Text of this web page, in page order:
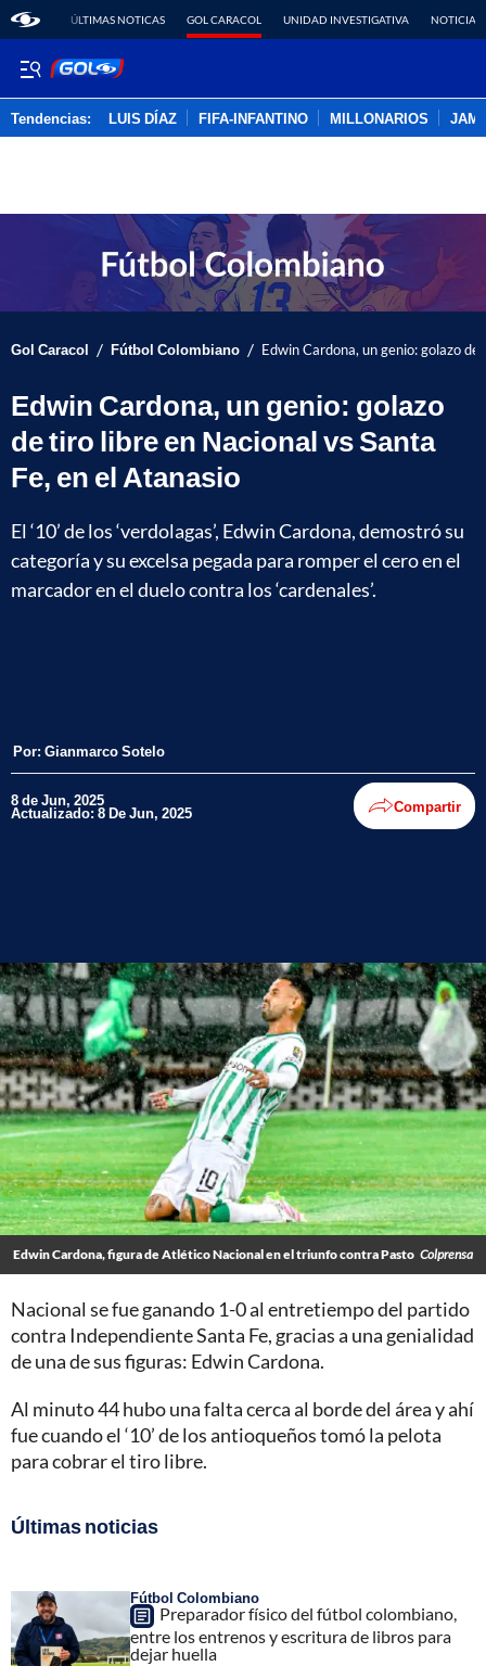
ÚLTIMAS NOTICAS GOL CARACOL UNIDAD INVESTIGATIVA NOTICIAS
Tendencias: LUIS DÍAZ FIFA-INFANTINO MILLONARIOS
Gol Caracol / Fútbol Colombiano / Edwin Cardona, un genio: golazo
Edwin Cardona, un genio: golazo
de tiro libre en Nacional vs Santa
Fe, en el Atanasio
El ‘10’ de los ‘verdolagas’, Edwin Cardona, demostró su
categoría y su excelsa pegada para romper el cero en el
marcador en el duelo contra los ‘cardenales’.
Por: Gianmarco Sotelo
8 de Jun, 2025
Actualizado: 8 De Jun, 2025 Compartir
Edwin Cardona, figura de Atlético Nacional en el triunfo contra Pasto Colprensa
Nacional se fue ganando 1-0 al entretiempo del partido
contra Independiente Santa Fe, gracias a una genialidad
de una de sus figuras: Edwin Cardona.
Al minuto 44 hubo una falta cerca al borde del área y ahí
fue cuando el ‘10’ de los antioqueños tomó la pelota
para cobrar el tiro libre.
Últimas noticias
Fútbol Colombiano
Preparador físico del fútbol colombiano,
entre los entrenos y escritura de libros para
dejar huella